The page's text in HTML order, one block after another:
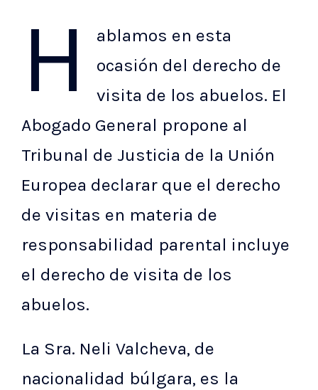
H
ablamos en esta
ocasión del derecho de
visita de los abuelos. El
Abogado General propone al
Tribunal de Justicia de la Unión
Europea declarar que el derecho
de visitas en materia de
responsabilidad parental incluye
el derecho de visita de los
abuelos.
La Sra. Neli Valcheva, de
nacionalidad búlgara, es la